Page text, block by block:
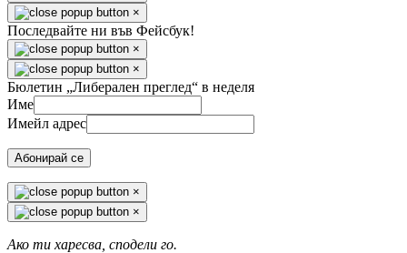
×
Последвайте ни във Фейсбук!
×
×
Бюлетин „Либерален преглед“ в неделя
Име
Имейл адрес
Абонирай се
×
×
Ако ти харесва, сподели го.